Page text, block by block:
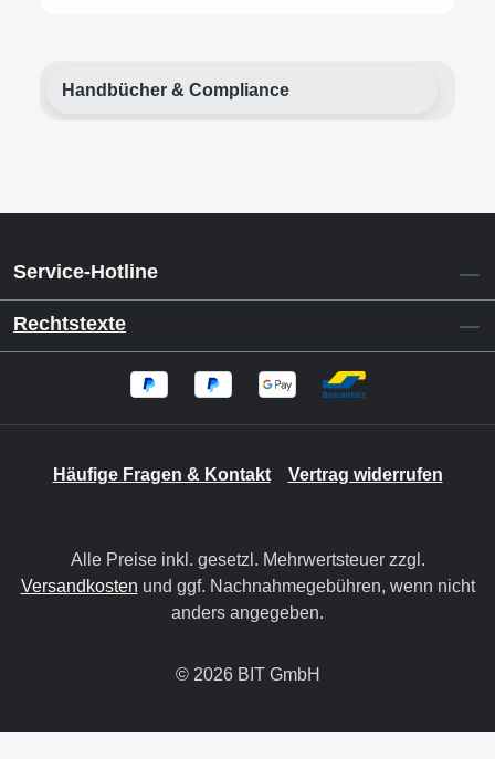
Handbücher & Compliance
Service-Hotline
Rechtstexte
Häufige Fragen & Kontakt Vertrag widerrufen
Alle Preise inkl. gesetzl. Mehrwertsteuer zzgl.
Versandkosten und ggf. Nachnahmegebühren, wenn nicht
anders angegeben.
© 2026 BIT GmbH